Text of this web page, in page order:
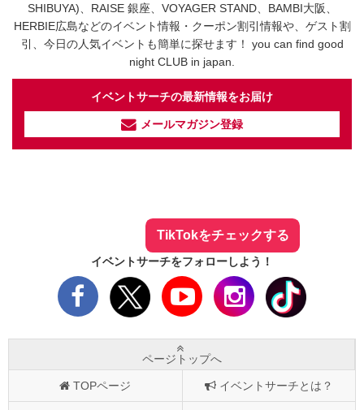
SHIBUYA)、RAISE 銀座、VOYAGER STAND、BAMBI大阪、
HERBIE広島などのイベント情報・クーポン割引情報や、ゲスト割
引、今日の人気イベントも簡単に探せます！ you can find good
night CLUB in japan.
イベントサーチの最新情報をお届け
メールマガジン登録
TikTokをチェックする
イベントサーチをフォローしよう！
ページトップへ
TOPページ イベントサーチとは？